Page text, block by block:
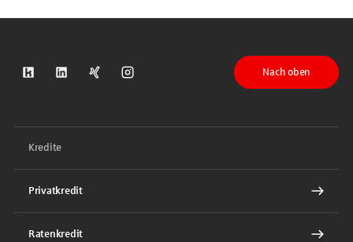
S-Kreditpartner auf Kununu
S-Kreditpartner auf LinkedIn
S-Kreditpartner auf Xing
S-Kreditpartner auf Instagram
Nach oben
Kredite
Privatkredit
Ratenkredit